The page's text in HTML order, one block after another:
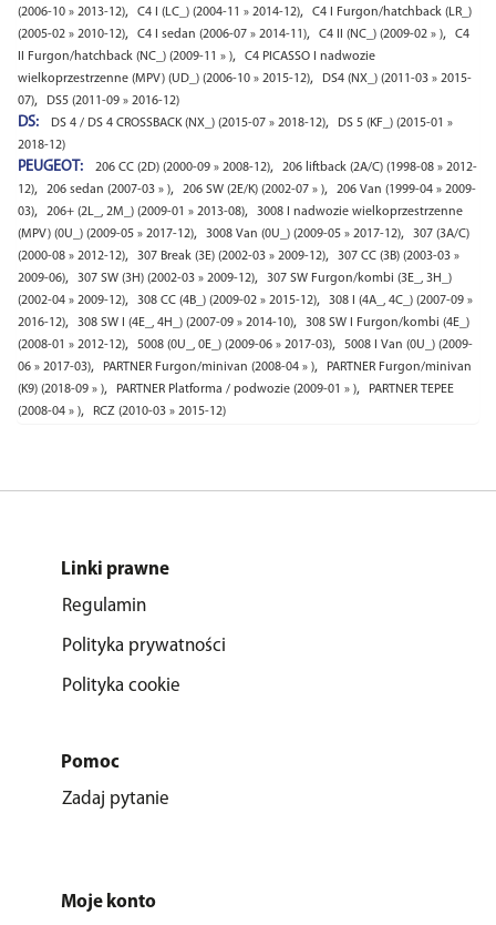
(2006-10 » 2013-12), C4 I (LC_) (2004-11 » 2014-12),
C4 I Furgon/hatchback (LR_)
(2005-02 » 2010-12), C4 I sedan (2006-07 » 2014-11), C4 II (NC_) (2009-02 » ),
C4
II Furgon/hatchback (NC_) (2009-11 » ),
C4 PICASSO I nadwozie
wielkoprzestrzenne (MPV) (UD_) (2006-10 » 2015-12),
DS4 (NX_) (2011-03 » 2015-
07), DS5 (2011-09 » 2016-12)
DS: DS 4 / DS 4 CROSSBACK (NX_) (2015-07 » 2018-12),
DS 5 (KF_) (2015-01 »
2018-12)
PEUGEOT: 206 CC (2D) (2000-09 » 2008-12),
206 liftback (2A/C) (1998-08 » 2012-
12), 206 sedan (2007-03 » ), 206 SW (2E/K) (2002-07 » ),
206 Van (1999-04 » 2009-
03), 206+ (2L_, 2M_) (2009-01 » 2013-08),
3008 I nadwozie wielkoprzestrzenne
(MPV) (0U_) (2009-05 » 2017-12), 3008 Van (0U_) (2009-05 » 2017-12),
307 (3A/C)
(2000-08 » 2012-12), 307 Break (3E) (2002-03 » 2009-12),
307 CC (3B) (2003-03 »
2009-06), 307 SW (3H) (2002-03 » 2009-12),
307 SW Furgon/kombi (3E_, 3H_)
(2002-04 » 2009-12), 308 CC (4B_) (2009-02 » 2015-12),
308 I (4A_, 4C_) (2007-09 »
2016-12), 308 SW I (4E_, 4H_) (2007-09 » 2014-10),
308 SW I Furgon/kombi (4E_)
(2008-01 » 2012-12), 5008 (0U_, 0E_) (2009-06 » 2017-03),
5008 I Van (0U_) (2009-
06 » 2017-03), PARTNER Furgon/minivan (2008-04 » ),
PARTNER Furgon/minivan
(K9) (2018-09 » ), PARTNER Platforma / podwozie (2009-01 » ),
PARTNER TEPEE
(2008-04 » ), RCZ (2010-03 » 2015-12)
Linki prawne
Regulamin
Polityka prywatności
Polityka cookie
Pomoc
Zadaj pytanie
Moje konto